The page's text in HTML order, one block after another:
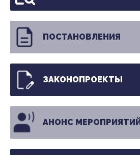
ПОСТАНОВЛЕНИЯ
ЗАКОНОПРОЕКТЫ
АНОНС МЕРОПРИЯТИЙ